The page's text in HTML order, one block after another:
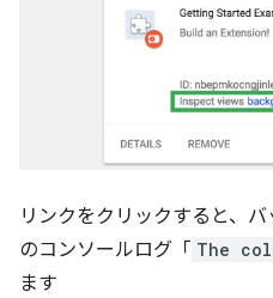
リンクをクリックすると、
のコンソールログ「 The
ます